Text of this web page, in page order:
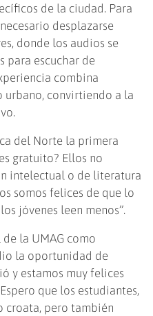
de la ciudad. Para
desplazarse
donde los audios se
para escuchar de
combina
convirtiendo a la
del Norte la primera
gratuito? Ellos no
intelectual o de literatura
somos felices de que lo
jóvenes leen menos”.
la UMAG como
la oportunidad de
y estamos muy felices
que los estudiantes,
croata, pero también